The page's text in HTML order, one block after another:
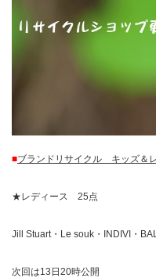
■ブランドリサイクル キッズ＆
★レディース 25点
Jill Stuart・Le souk・INDIVI・
次回は13日20時公開